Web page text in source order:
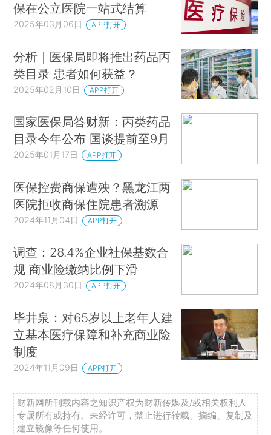
保在公立医院一站式结算
2025年03月06日 APP打开
分析｜医保局即将推出药品丙
类目录 患者如何获益？
2025年02月10日 APP打开
国家医保局答财新：丙类药品
目录今年公布 国谈提前至9月
2025年01月17日 APP打开
医保控费商保遭殃？黑龙江两
医院拒收商保住院患者溯源
2024年11月04日 APP打开
调查：28.4%企业社保基数合
规 商业险缴纳比例下滑
2024年08月30日 APP打开
毕井泉：对65岁以上老年人建
立基本医疗保障和补充商业险
制度
2024年11月09日 APP打开
财新网所刊载内容之知识产权为财新传媒及/或相关权利人
专属所有或持有。未经许可，禁止进行转载、摘编、复制及
建立镜像等任何使用。